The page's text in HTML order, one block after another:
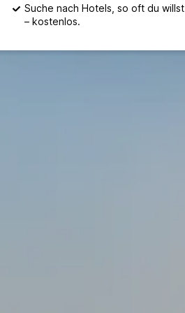
Suche nach Hotels, so oft du willst
– kostenlos.